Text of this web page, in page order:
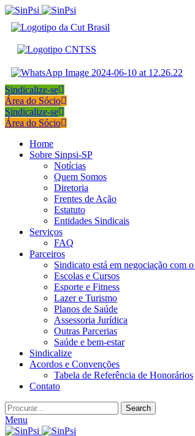
Sindicalize-se
Área do Sócio
Sindicalize-se
Área do Sócio
Home
Sobre Sinpsi-SP
Notícias
Quem Somos
Diretoria
Frentes de Ação
Estatuto
Entidades Sindicais
Serviços
FAQ
Parceiros
Sindicato está em negociação com
Escolas e Cursos
Esporte e Fitness
Lazer e Turismo
Planos de Saúde
Assessoria Jurídica
Outras Parcerias
Saúde e bem-estar
Sindicalize
Acordos e Convenções
Tabela de Referência de Honorários
Contato
Search
Menu